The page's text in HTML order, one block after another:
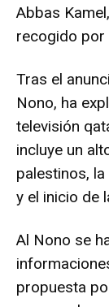
Abbas
recogido por
Tras el
Nono, ha
televisión
incluye un
palestinos,
y el inicio de
Al Nono se
propuesta